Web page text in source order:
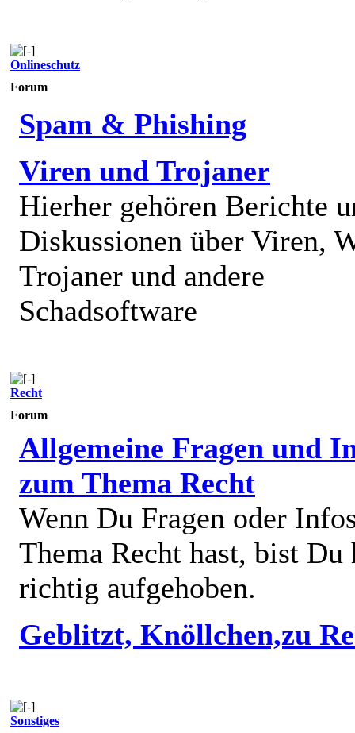
Onlineschutz
Forum
Spam & Phishing
Viren und Trojaner
Hierher gehören Berichte
Diskussionen über Viren,
Trojaner und andere
Schadsoftware
Recht
Forum
Allgemeine Fragen und
zum Thema Recht
Wenn Du Fragen oder
Thema Recht hast, bist Du
richtig aufgehoben.
Geblitzt, Knöllchen,zu
Sonstiges